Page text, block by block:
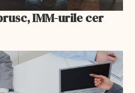
IMM-urile cer